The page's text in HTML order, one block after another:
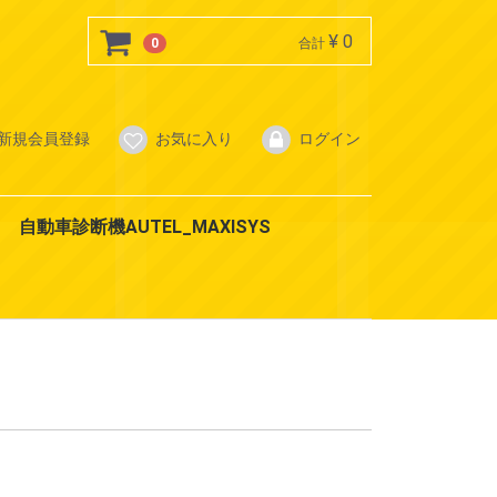
0 合計 ¥ 0
規会員登録 お気に入り ログイン
自動車診断機AUTEL_MAXISYS